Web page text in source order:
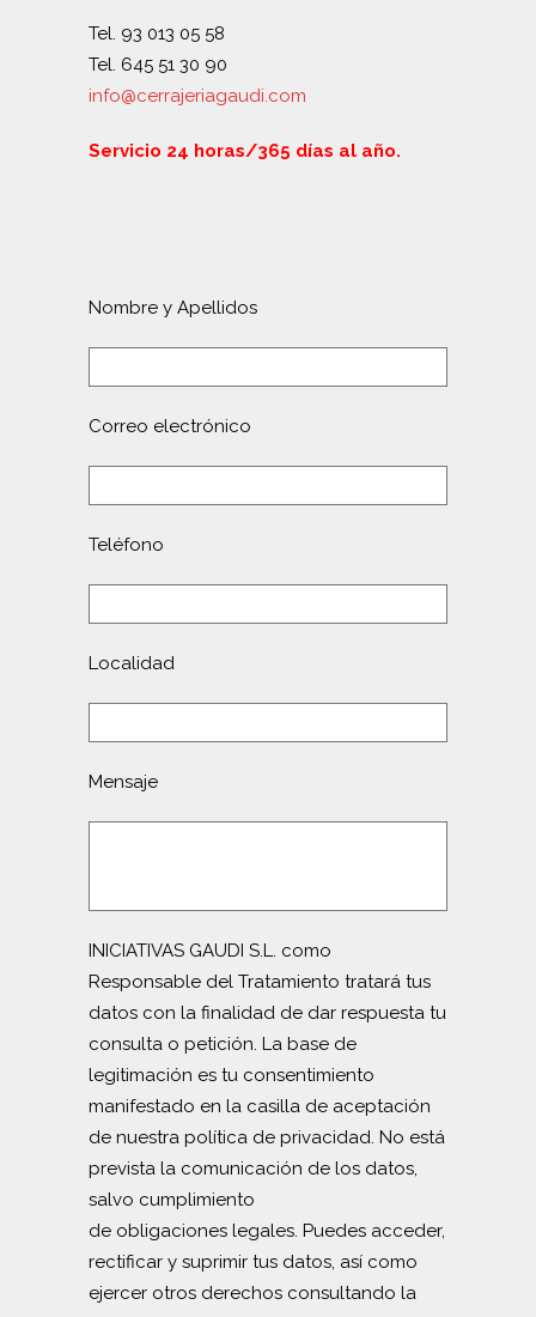
Tel. 93 013 05 58
Tel. 645 51 30 90
info@cerrajeriagaudi.com
Servicio 24 horas/365 días al año.
Nombre y Apellidos
Correo electrónico
Teléfono
Localidad
Mensaje
INICIATIVAS GAUDI S.L. como
Responsable del Tratamiento tratará tus
datos con la finalidad de dar respuesta tu
consulta o petición. La base de
legitimación es tu consentimiento
manifestado en la casilla de aceptación
de nuestra política de privacidad. No está
prevista la comunicación de los datos,
salvo cumplimiento
de obligaciones legales. Puedes acceder,
rectificar y suprimir tus datos, así como
ejercer otros derechos consultando la